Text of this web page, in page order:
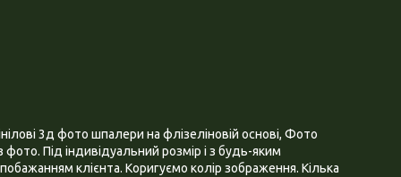
3д фото шпалери на флізеліновій основі, Фото
Під індивідуальний розмір і з будь-яким
клієнта. Коригуємо колір зображення. Кілька